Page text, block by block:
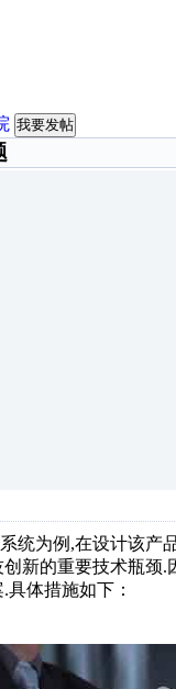
我要发帖
统为例,在设计该
新的重要技术瓶
体措施如下：